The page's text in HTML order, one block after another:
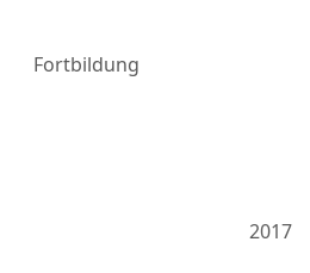
Fortbildung
2017